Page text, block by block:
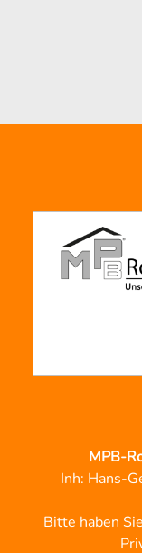
MPB-
Inh: Hans-
Bitte haben